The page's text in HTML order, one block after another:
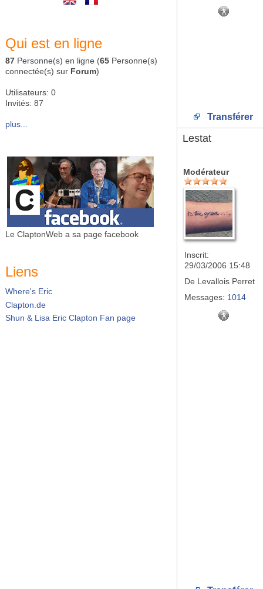
Qui est en ligne
87 Personne(s) en ligne (65 Personne(s)
connectée(s) sur Forum)
Utilisateurs: 0
Invités: 87
plus...
Le ClaptonWeb a sa page facebook
Liens
Where's Eric
Clapton.de
Shun & Lisa Eric Clapton Fan page
Transférer
Lestat
Modérateur
Inscrit:
29/03/2006 15:48
De Levallois Perret
Messages: 1014